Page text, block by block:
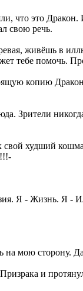
что это
свою речь.
живёшь в
тебе помочь.
копию
Зрители
худший
Я - Жизнь. Я -
на мою сторону.
и